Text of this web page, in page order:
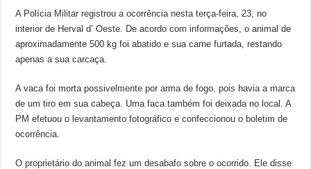
A Polícia Militar registrou a ocorrência nesta terça-feira, 23, no
interior de Herval d’ Oeste. De acordo com informações, o animal de
aproximadamente 500 kg foi abatido e sua carne furtada, restando
apenas a sua carcaça.
A vaca foi morta possivelmente por arma de fogo, pois havia a marca
de um tiro em sua cabeça. Uma faca também foi deixada no local. A
PM efetuou o levantamento fotográfico e confeccionou o boletim de
ocorrência.
O proprietário do animal fez um desabafo sobre o ocorrido. Ele disse